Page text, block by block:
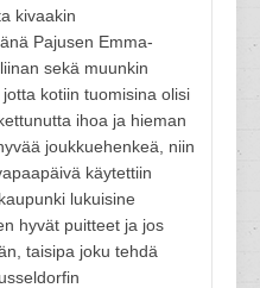
kivaakin
Pajusen Emma-
sekä muunkin
kotiin tuomisina olisi
ihoa ja hieman
joukkuehenkeä, niin
käytettiin
lukuisine
hyvät puitteet ja jos
taisipa joku tehdä